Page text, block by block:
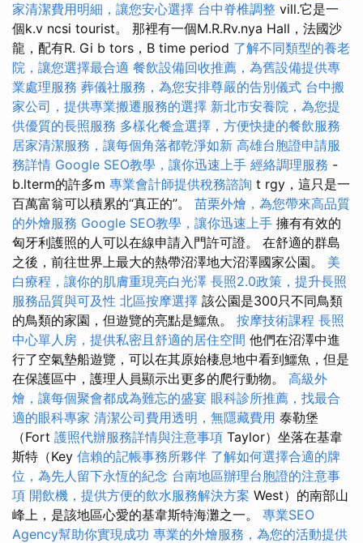
家清潔費用明細，讓您安心選擇 台中脊椎調整 vill.它是一
個k.v ncsi tourist。 那裡有一個M.R.Rv.nya Hall，法國沙
龍，配有R. Gi b tors，B time period 了解不同類型的養老
院，讓您選擇最合適 餐飲設備回收推薦，為舊設備提供專
業處理服務 葬儀社服務，為您安排尊嚴的告別儀式 台中搬
家公司，提供專業搬遷服務的選擇 新北市安養院，為您提
供優質的長照服務 多樣化餐盒選擇，方便快捷的餐飲服務
居家清潔服務，讓每個角落都乾淨如新 高雄台胞證申請服
務詳情 Google SEO教學，讓你迅速上手 經絡調理服務 -
b.lterm的許多m 專業會計師提供稅務諮詢 t rgy，這只是一
百萬富翁可以積累的“真正的”。 苗栗外燴，為您帶來高品質
的外燴服務 Google SEO教學，讓你迅速上手 擁有有效的
匈牙利護照的人可以在線申請入門許可證。 在舒適的群島
之後，前往世界上最大的熱帶沼澤地大沼澤國家公園。 美
白療程，讓你的肌膚重現亮白光澤 長照2.0政策，提升長照
服務品質與可及性 北區按摩選擇 該公園是300只不同鳥類
的鳥類的家園，但遊覽的亮點是鱷魚。 按摩技術課程 長照
中心單人房，提供私密且舒適的居住空間 他們在沼澤中進
行了空氣墊船遊覽，可以在其原始棲息地中看到鱷魚，但是
在保護區中，護理人員顯示出更多的爬行動物。 高級外
燴，讓每個聚會都成為難忘的盛宴 眼科診所推薦，找最合
適的眼科專家 清潔公司費用透明，無隱藏費用 泰勒堡
（Fort 護照代辦服務詳情與注意事項 Taylor）坐落在基韋
斯特（Key 信賴的記帳事務所夥伴 了解如何選擇合適的牌
位，為先人留下永恆的紀念 台南地區辦理台胞證的注意事
項 開飲機，提供方便的飲水服務解決方案 West）的南部山
峰上，是該地區心愛的基韋斯特海灘之一。 專業SEO
Agency幫助你實現成功 專業的外燴服務，為您的活動提供